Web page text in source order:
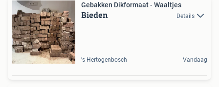
Gebakken Dikformaat - Waaltjes
Bieden Details
's-Hertogenbosch Vandaag